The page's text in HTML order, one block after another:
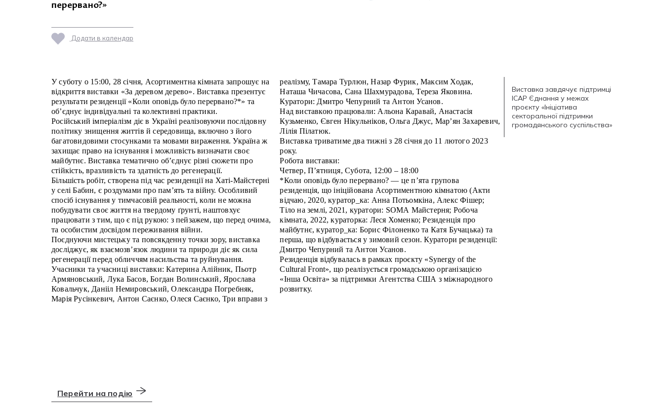
перервано?»
Додати в календар
У суботу о 15:00, 28 січня, Асортиментна кімната запрошує на
відкриття виставки «За деревом дерево». Виставка презентує
результати резиденції «Коли оповідь було перервано?*» та
об’єднує індивідуальні та колективні практики.
Російський імперіалізм діє в Україні реалізовуючи послідовну
політику знищення життів й середовища, включно з його
багатовидовими стосунками та мовами вираження. Україна ж
захищає право на існування і можливість визначати своє
майбутнє. Виставка тематично об’єднує різні сюжети про
стійкість, вразливість та здатність до регенерації.
Більшість робіт, створена під час резиденції на Хаті-Майстерні
у селі Бабин, є роздумами про пам’ять та війну. Особливий
спосіб існування у тимчасовій реальності, коли не можна
побудувати своє життя на твердому ґрунті, наштовхує
працювати з тим, що є під рукою: з пейзажем, що перед очима,
та особистим досвідом переживання війни.
Поєднуючи мистецьку та повсякденну точки зору, виставка
досліджує, як взаємозв’язок людини та природи діє як сила
регенерації перед обличчям насильства та руйнування.
Учасники та учасниці виставки: Катерина Алійник, Пьотр
Армяновський, Лука Басов, Богдан Волинський, Ярослава
Ковальчук, Данііл Немировський, Олександра Погребняк,
Марія Русінкевич, Антон Саєнко, Олеся Саєнко, Три вправи з
реалізму, Тамара Турлюн, Назар Фурик, Максим Ходак,
Наташа Чичасова, Сана Шахмурадова, Тереза Яковина.
Куратори: Дмитро Чепурний та Антон Усанов.
Над виставкою працювали: Альона Каравай, Анастасія
Кузьменко, Євген Нікульніков, Ольга Джус, Мар’ян Захаревич,
Лілія Пілатюк.
Виставка триватиме два тижні з 28 січня до 11 лютого 2023
року.
Робота виставки:
Четвер, П’ятниця, Субота, 12:00 – 18:00
*Коли оповідь було перервано? — це п’ята групова
резиденція, що ініційована Асортиментною кімнатою (Акти
відчаю, 2020, куратор_ка: Анна Потьомкіна, Алекс Фішер;
Тіло на землі, 2021, куратори: SOMA Майстерня; Робоча
кімната, 2022, кураторка: Леся Хоменко; Резиденція про
майбутнє, куратор_ка: Борис Філоненко та Катя Бучацька) та
перша, що відбувається у зимовий сезон. Куратори резиденції:
Дмитро Чепурний та Антон Усанов.
Резиденція відбувалась в рамках проєкту «Synergy of the
Cultural Front», що реалізується громадською організацією
«Інша Освіта» за підтримки Агентства США з міжнародного
розвитку.
Виставка завдячує підтримці
ІСАР Єднання у межах
проєкту «Ініціатива
секторальної підтримки
громадянського суспільства»
Перейти на подію